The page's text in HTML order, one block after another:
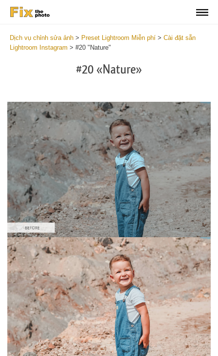
Dịch vụ chỉnh sửa ảnh > Preset Lightroom Miễn phí > Cài đặt sẵn
Lightroom Instagram > #20 "Nature"
#20 «Nature»
Xin hãy lựa chọn
Free Instagram Preset #20
Honey Moon
(30 Lr Presets)
Wedding Collection
(400 Lr Presets)
Must-Have Collection